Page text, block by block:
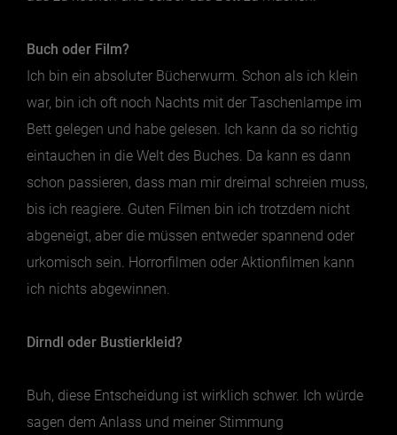
Buch oder Film?
Ich bin ein absoluter Bücherwurm. Schon als ich klein
war, bin ich oft noch Nachts mit der Taschenlampe im
Bett gelegen und habe gelesen. Ich kann da so richtig
eintauchen in die Welt des Buches. Da kann es dann
schon passieren, dass man mir dreimal schreien muss,
bis ich reagiere. Guten Filmen bin ich trotzdem nicht
abgeneigt, aber die müssen entweder spannend oder
urkomisch sein. Horrorfilmen oder Aktionfilmen kann
ich nichts abgewinnen.
Dirndl oder Bustierkleid?
Buh, diese Entscheidung ist wirklich schwer. Ich würde
sagen dem Anlass und meiner Stimmung